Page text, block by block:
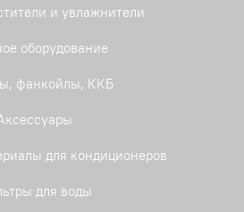
и увлажнители
оборудование
фанкойлы, ККБ
для кондиционеров
для воды